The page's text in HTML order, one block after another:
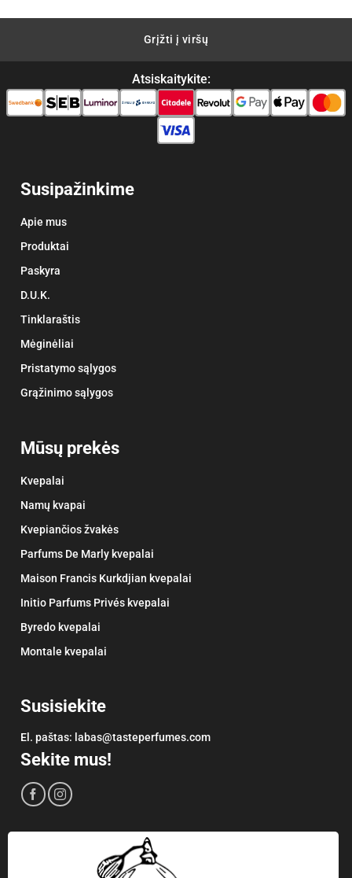
Grįžti į viršų
Atsiskaitykite:
Susipažinkime
Apie mus
Produktai
Paskyra
D.U.K.
Tinklaraštis
Mėginėliai
Pristatymo sąlygos
Grąžinimo sąlygos
Mūsų prekės
Kvepalai
Namų kvapai
Kvepiančios žvakės
Parfums De Marly kvepalai
Maison Francis Kurkdjian kvepalai
Initio Parfums Privés kvepalai
Byredo kvepalai
Montale kvepalai
Susisiekite
El. paštas: labas@tasteperfumes.com
Sekite mus!